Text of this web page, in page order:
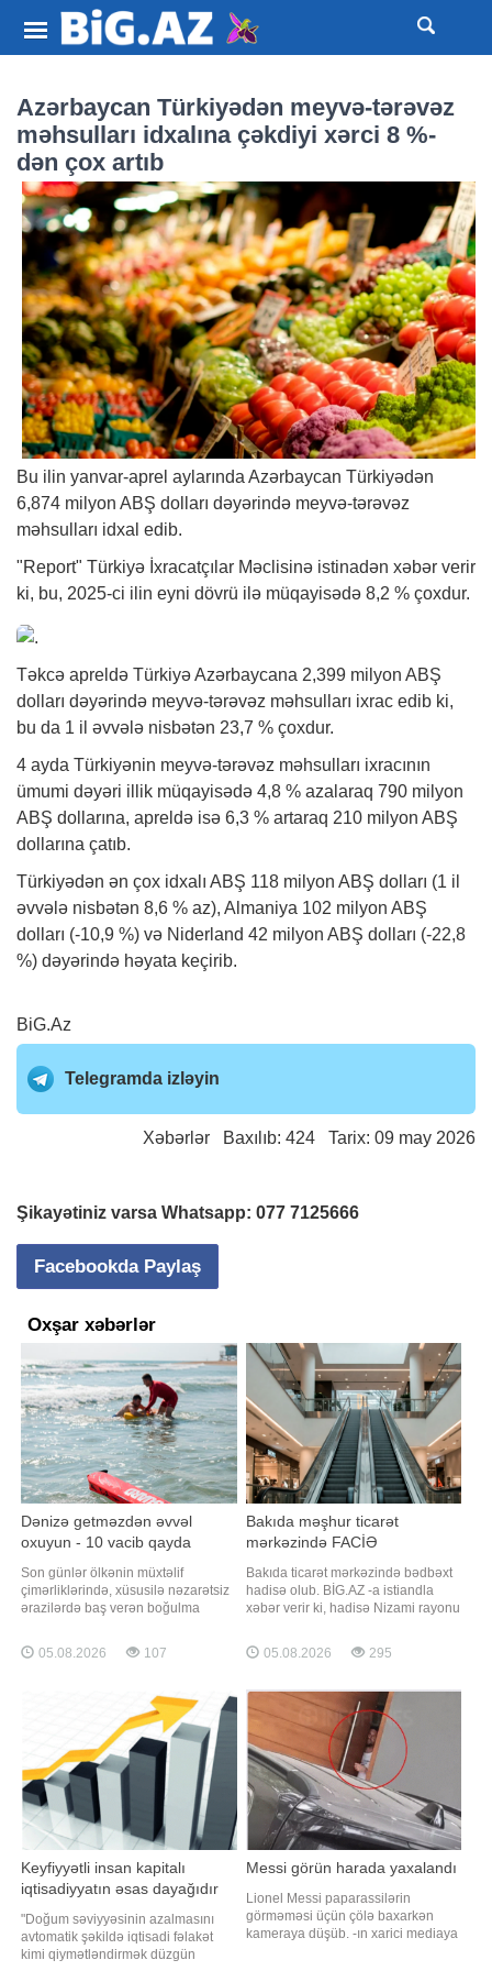
Azərbaycan Türkiyədən meyvə-tərəvəz
məhsulları idxalına çəkdiyi xərci 8 %-
dən çox artıb
Bu ilin yanvar-aprel aylarında Azərbaycan Türkiyədən
6,874 milyon ABŞ dolları dəyərində meyvə-tərəvəz
məhsulları idxal edib.
"Report" Türkiyə İxracatçılar Məclisinə istinadən xəbər verir
ki, bu, 2025-ci ilin eyni dövrü ilə müqayisədə 8,2 % çoxdur.
Təkcə apreldə Türkiyə Azərbaycana 2,399 milyon ABŞ
dolları dəyərində meyvə-tərəvəz məhsulları ixrac edib ki,
bu da 1 il əvvələ nisbətən 23,7 % çoxdur.
4 ayda Türkiyənin meyvə-tərəvəz məhsulları ixracının
ümumi dəyəri illik müqayisədə 4,8 % azalaraq 790 milyon
ABŞ dollarına, apreldə isə 6,3 % artaraq 210 milyon ABŞ
dollarına çatıb.
Türkiyədən ən çox idxalı ABŞ 118 milyon ABŞ dolları (1 il
əvvələ nisbətən 8,6 % az), Almaniya 102 milyon ABŞ
dolları (-10,9 %) və Niderland 42 milyon ABŞ dolları (-22,8
%) dəyərində həyata keçirib.
BiG.Az
Telegramda izləyin
Xəbərlər Baxılıb: 424 Tarix: 09 may 2026
Şikayətiniz varsa Whatsapp: 077 7125666
Facebookda Paylaş
Oxşar xəbərlər
Dənizə getməzdən əvvəl
oxuyun - 10 vacib qayda
Son günlər ölkənin müxtəlif
çimərliklərində, xüsusilə nəzarətsiz
ərazilərdə baş verən boğulma
"Qafqazinfo" xəbər verir ki, bu cür
hadisələrin əksəriyyəti təhlükəsizlik
bağlıdır. Boğulma riskini minimuma
endirmək üçün aşağıdakı
05.08.2026 107
Bakıda məşhur ticarət
mərkəzində FACİƏ
Bakıda ticarət mərkəzində bədbəxt
hadisə olub. BİG.AZ -a istiandla
xəbər verir ki, hadisə Nizami rayonu
mərkəzində baş verib. Burada
çalışan şəxslərdən biri liftin
klinikalardan birinə çatdırılsa da
həyatını xilas etmək mümkün
olmayıb
05.08.2026 295
Keyfiyyətli insan kapitalı
iqtisadiyyatın əsas dayağıdır
"Doğum səviyyəsinin azalmasını
avtomatik şəkildə iqtisadi fəlakət
kimi qiymətləndirmək düzgün
Messi görün harada yaxalandı
Lionel Messi paparassilərin
görməməsi üçün çölə baxarkən
kameraya düşüb. -ın xarici mediaya